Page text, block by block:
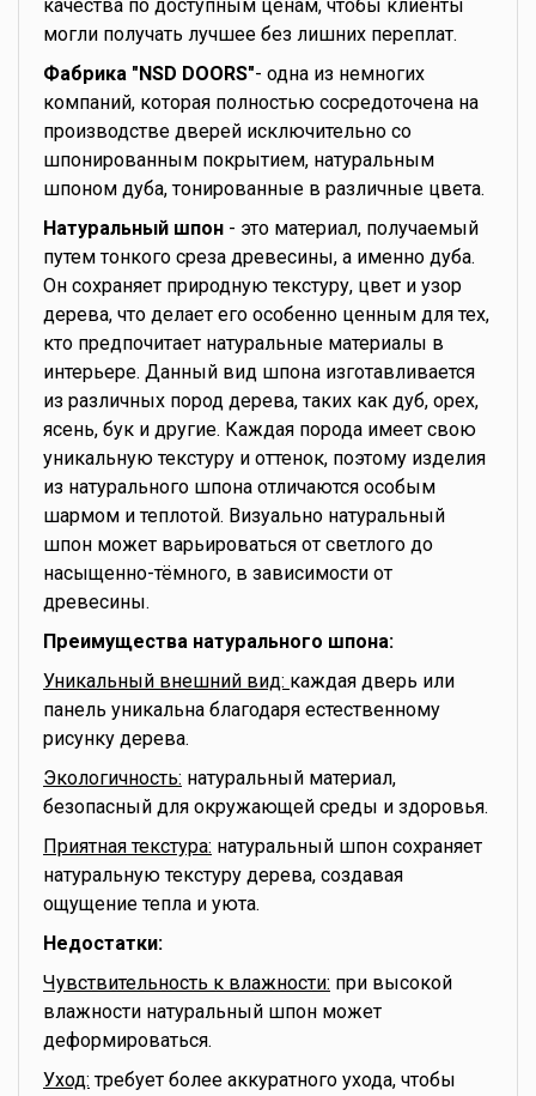
качества по доступным ценам, чтобы клиенты
могли получать лучшее без лишних переплат.
Фабрика "NSD DOORS"- одна из немногих
компаний, которая полностью сосредоточена на
производстве дверей исключительно со
шпонированным покрытием, натуральным
шпоном дуба, тонированные в различные цвета.
Натуральный шпон - это материал, получаемый
путем тонкого среза древесины, а именно дуба.
Он сохраняет природную текстуру, цвет и узор
дерева, что делает его особенно ценным для тех,
кто предпочитает натуральные материалы в
интерьере. Данный вид шпона изготавливается
из различных пород дерева, таких как дуб, орех,
ясень, бук и другие. Каждая порода имеет свою
уникальную текстуру и оттенок, поэтому изделия
из натурального шпона отличаются особым
шармом и теплотой. Визуально натуральный
шпон может варьироваться от светлого до
насыщенно-тёмного, в зависимости от
древесины.
Преимущества натурального шпона:
Уникальный внешний вид: каждая дверь или
панель уникальна благодаря естественному
рисунку дерева.
Экологичность: натуральный материал,
безопасный для окружающей среды и здоровья.
Приятная текстура: натуральный шпон сохраняет
натуральную текстуру дерева, создавая
ощущение тепла и уюта.
Недостатки:
Чувствительность к влажности: при высокой
влажности натуральный шпон может
деформироваться.
Уход: требует более аккуратного ухода, чтобы